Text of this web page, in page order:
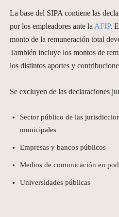
La base del SIPA contiene las
por los empleadores ante la AFIP.
monto de la remuneración total
También incluye los montos de
los distintos aportes y
Se excluyen de las declaraciones
Sector público de las
municipales
Empresas y bancos públicos
Medios de comunicación en
Universidades públicas